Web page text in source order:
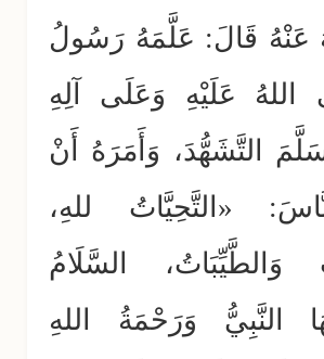
عَنْهُ قَالَ: عَلَّمَهُ رَسُولُ
اللهُ عَلَيْهِ وَعَلَى آلِهِ
التَّشَهُّدَ، وَأَمَرَهُ أَنْ
«التَّحِيَّاتُ للهِ،
وَالطَّيِّبَاتُ، السَّلَامُ
النَّبِيُّ وَرَحْمَةُ اللهِ